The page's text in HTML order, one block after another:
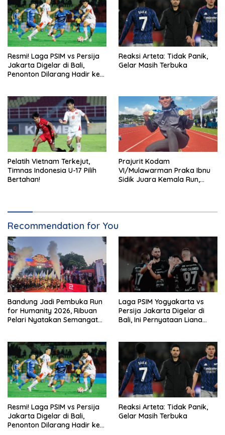
Resmi! Laga PSIM vs Persija
Jakarta Digelar di Bali,
Penonton Dilarang Hadir ke
Reaksi Arteta: Tidak Panik,
Gelar Masih Terbuka
Pelatih Vietnam Terkejut,
Timnas Indonesia U-17 Pilih
Bertahan!
Prajurit Kodam
VI/Mulawarman Praka Ibnu
Sidik Juara Kemala Run,
Recommendation for You
Bandung Jadi Pembuka Run
for Humanity 2026, Ribuan
Pelari Nyatakan Semangat
Laga PSIM Yogyakarta vs
Persija Jakarta Digelar di
Bali, Ini Pernyataan Liana
Resmi! Laga PSIM vs Persija
Jakarta Digelar di Bali,
Penonton Dilarang Hadir ke
Reaksi Arteta: Tidak Panik,
Gelar Masih Terbuka